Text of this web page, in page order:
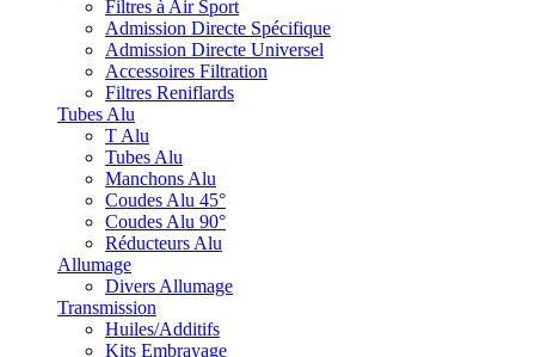
Filtres à Air Sport
Admission Directe Spécifique
Admission Directe Universel
Accessoires Filtration
Filtres Reniflards
Tubes Alu
T Alu
Tubes Alu
Manchons Alu
Coudes Alu 45°
Coudes Alu 90°
Réducteurs Alu
Allumage
Divers Allumage
Transmission
Huiles/Additifs
Kits Embrayage